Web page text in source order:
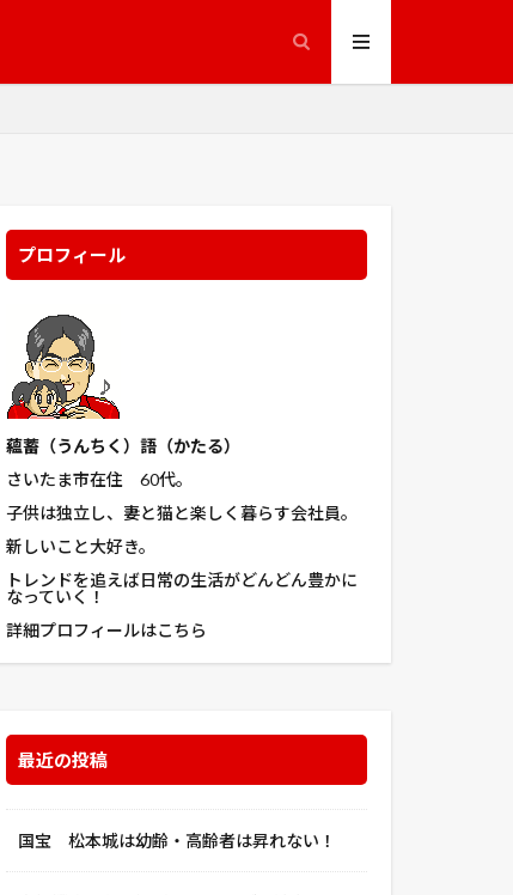
プロフィール
蘊蓄（うんちく ）語（かたる）
さいたま市在住 60代。
子供は独立し、妻と猫と楽しく暮らす会社員。
新しいこと大好き。
トレンドを追えば日常の生活がどんどん豊かに
なっていく！
詳細プロフィールはこちら
最近の投稿
国宝 松本城は幼齢・高齢者は昇れない！